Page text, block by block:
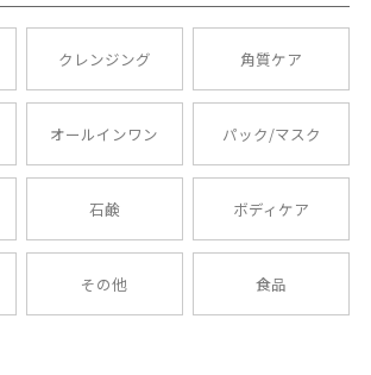
クレンジング 角質ケア
オールインワン パック/マスク
石鹸 ボディケア
その他 食品